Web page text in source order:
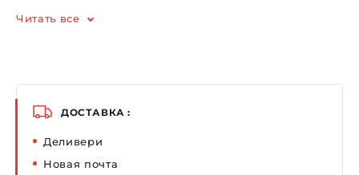
Читать все
ДОСТАВКА :
Деливери
Новая почта